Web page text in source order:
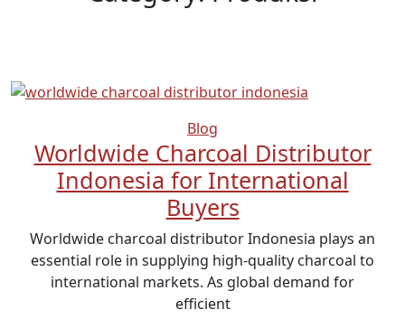
Blog
Worldwide Charcoal Distributor
Indonesia for International
Buyers
Worldwide charcoal distributor Indonesia plays an
essential role in supplying high-quality charcoal to
international markets. As global demand for
efficient